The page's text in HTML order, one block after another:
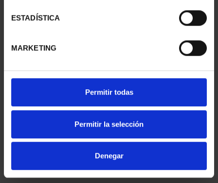
ESTADÍSTICA
MARKETING
Permitir todas
Permitir la selección
Denegar
CAPITALES DE
COMPLET...
3.796,00 €